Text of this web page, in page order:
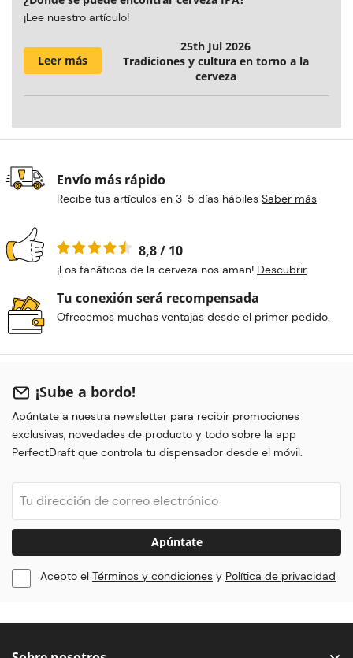
¡Lee nuestro artículo!
Leer más
25th Jul 2026
Tradiciones y cultura en torno a la
cerveza
Envío más rápido
Recibe tus artículos en 3-5 días hábiles Saber más
8,8 / 10
¡Los fanáticos de la cerveza nos aman! Descubrir
Tu conexión será recompensada
Ofrecemos muchas ventajas desde el primer pedido.
¡Sube a bordo!
Apúntate a nuestra newsletter para recibir promociones
exclusivas, novedades de producto y todo sobre la app
PerfectDraft que controla tu dispensador desde el móvil.
Apúntate
Acepto el Términos y condiciones y Política de privacidad